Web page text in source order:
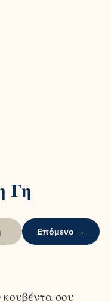
Γη
Επόμενο →
σου